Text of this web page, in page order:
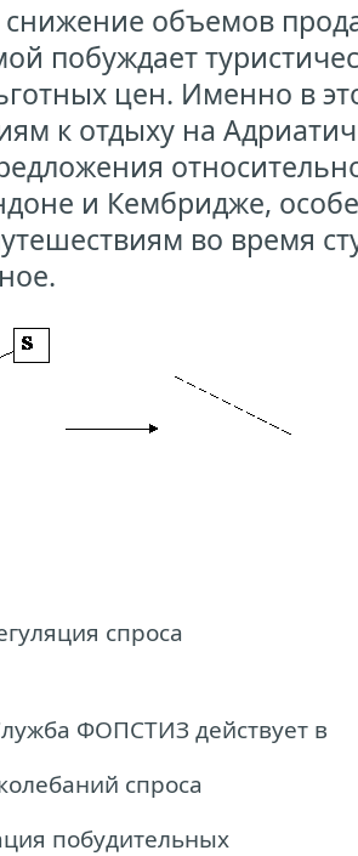
объемов
побуждает
цен. Именно в
к отдыху на
и Кембридже,
во время
спроса
ФОПСТИЗ действует в
спроса
побудительных